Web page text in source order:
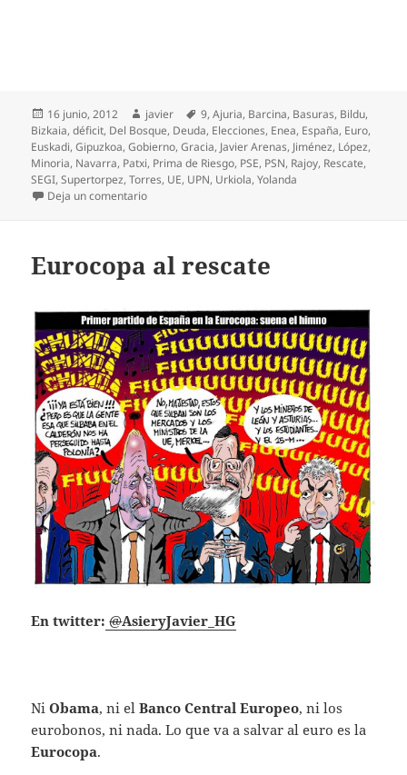
Publicado
el
16 junio, 2012 Autor
javier Etiquetas
9,Ajuria, Barcina, Basuras, Bildu,
Bizkaia,déficit, Del Bosque, Deuda, Elecciones, Enea, España, Euro,
Euskadi,Gipuzkoa,Gobierno,Gracia, Javier Arenas, Jiménez, López,
Minoria, Navarra, Patxi, Prima de Riesgo, PSE, PSN, Rajoy, Rescate,
SEGI,Supertorpez,Torres, UE, UPN, Urkiola,Yolanda
Deja un comentarioen Papeleta en Grecia
Eurocopa al rescate
En twitter: ‏@AsieryJavier_HG
NiObama, ni elBanco Central Europeo, ni los
eurobonos, ni nada. Lo que va a salvar al euro es la
Eurocopa.